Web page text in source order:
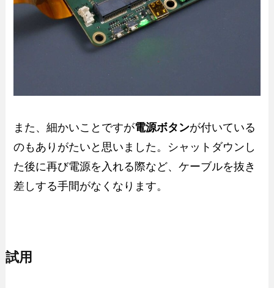
また、細かいことですが電源ボタンが付いている
のもありがたいと思いました。シャットダウンし
た後に再び電源を入れる際など、ケーブルを抜き
差しする手間がなくなります。
試用